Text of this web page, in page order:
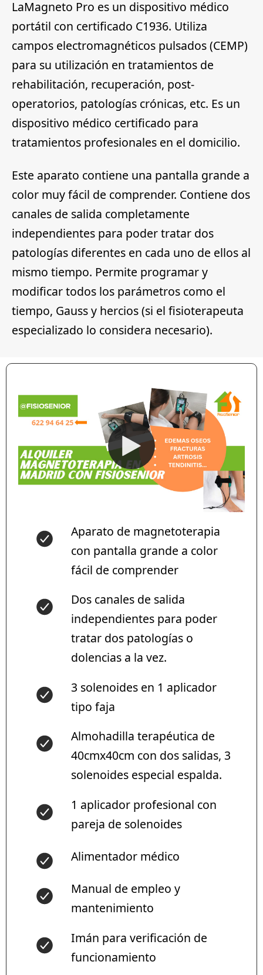
LaMagneto Pro es un dispositivo médico
portátil con certificado C1936. Utiliza
campos electromagnéticos pulsados (CEMP)
para su utilización en tratamientos de
rehabilitación, recuperación, post-
operatorios, patologías crónicas, etc. Es un
dispositivo médico certificado para
tratamientos profesionales en el domicilio.
Este aparato contiene una pantalla grande a
color muy fácil de comprender. Contiene dos
canales de salida completamente
independientes para poder tratar dos
patologías diferentes en cada uno de ellos al
mismo tiempo. Permite programar y
modificar todos los parámetros como el
tiempo, Gauss y hercios (si el fisioterapeuta
especializado lo considera necesario).
Aparato de magnetoterapia
con pantalla grande a color
fácil de comprender
Dos canales de salida
independientes para poder
tratar dos patologías o
dolencias a la vez.
3 solenoides en 1 aplicador
tipo faja
Almohadilla terapéutica de
40cmx40cm con dos salidas, 3
solenoides especial espalda.
1 aplicador profesional con
pareja de solenoides
Alimentador médico
Manual de empleo y
mantenimiento
Imán para verificación de
funcionamiento